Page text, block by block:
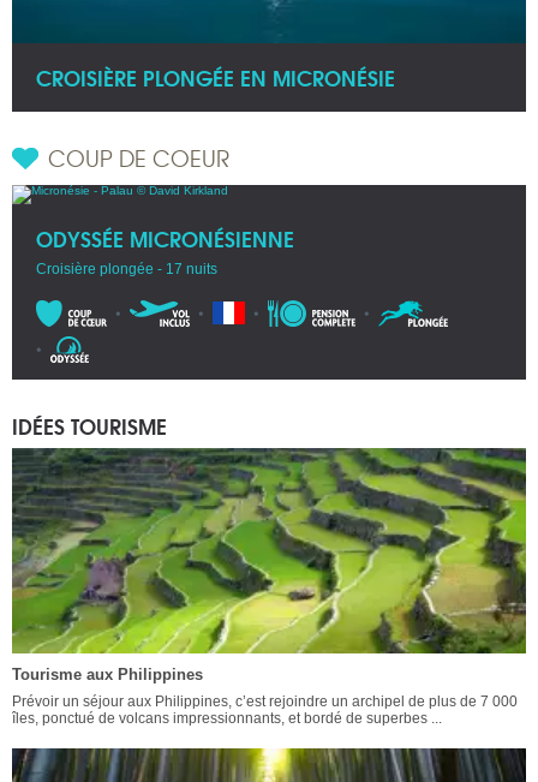
CROISIÈRE PLONGÉE EN MICRONÉSIE
COUP DE COEUR
ODYSSÉE MICRONÉSIENNE
Croisière plongée - 17 nuits
IDÉES TOURISME
Tourisme aux Philippines
Prévoir un séjour aux Philippines, c’est rejoindre un archipel de plus de 7 000
îles, ponctué de volcans impressionnants, et bordé de superbes ...